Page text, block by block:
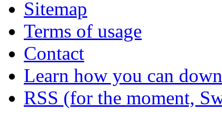
Sitemap
Terms of usage
Contact
Learn how you can
RSS (for the moment,